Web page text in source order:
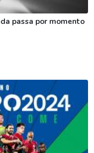
passa por momento